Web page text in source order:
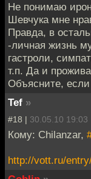
Не понимаю
Шевчука мне
Правда, в
-личная жизнь
гастроли,
т.п. Да и
Объясните, если
Tef »
#18 | 30.05.10 19:03
Кому: Chilanzar,
http://vott.ru/